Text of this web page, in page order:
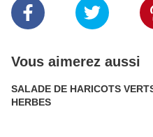
Vous aimerez aussi
SALADE DE HARICOTS
HERBES